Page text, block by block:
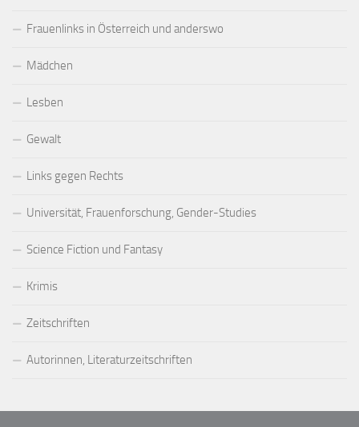
Frauenlinks in Österreich und anderswo
Mädchen
Lesben
Gewalt
Links gegen Rechts
Universität, Frauenforschung, Gender-Studies
Science Fiction und Fantasy
Krimis
Zeitschriften
Autorinnen, Literaturzeitschriften